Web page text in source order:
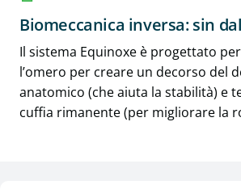
Biomeccanica inversa: sin
Il sistema Equinoxe è progettato
l’omero per creare un decorso del
anatomico (che aiuta la stabilità) e
cuffia rimanente (per migliorare la